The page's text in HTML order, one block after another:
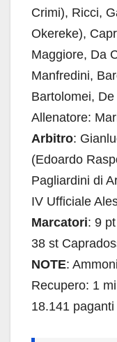
Crimi), Ricci,
Okereke),
Maggiore, Da
Manfredini,
Bartolomei,
Allenatore:
Arbitro:
(Edoardo
Pagliardini di
IV Ufficiale
Marcatori: 9
38 st
NOTE:
Recupero: 1
18.141